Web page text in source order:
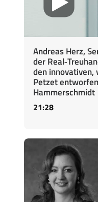
Andreas Herz,
der
den innovativen,
Petzet
Hammerschmidt
21:28